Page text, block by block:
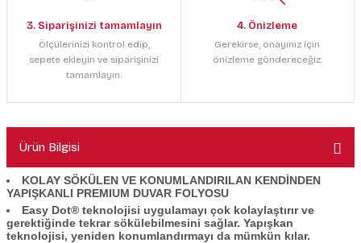
3. Siparişinizi tamamlayın
Ölçülerinizi kontrol edip,
sepete ekleyin ve siparişinizi
tamamlayın.
4. Önizleme
Gerekirse, onayınız için
önizleme göndereceğiz.
Ürün Bilgisi
KOLAY SÖKÜLEN VE KONUMLANDIRILAN KENDİNDEN
YAPIŞKANLI PREMIUM DUVAR FOLYOSU
Easy Dot® teknolojisi uygulamayı çok kolaylaştırır ve
gerektiğinde tekrar sökülebilmesini sağlar. Yapışkan
teknolojisi, yeniden konumlandırmayı da mümkün kılar.